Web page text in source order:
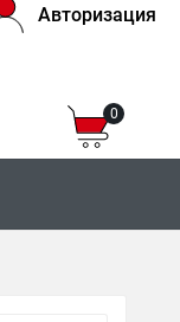
Авторизация
0